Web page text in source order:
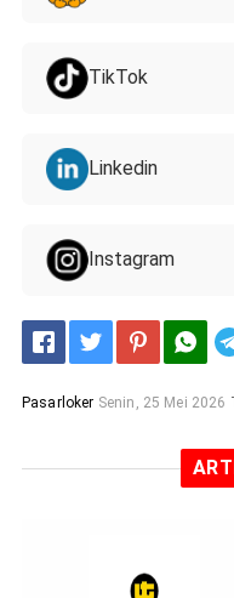
TikTok
Linkedin
Instagram
Pasarloker Senin, 25 Mei 2026